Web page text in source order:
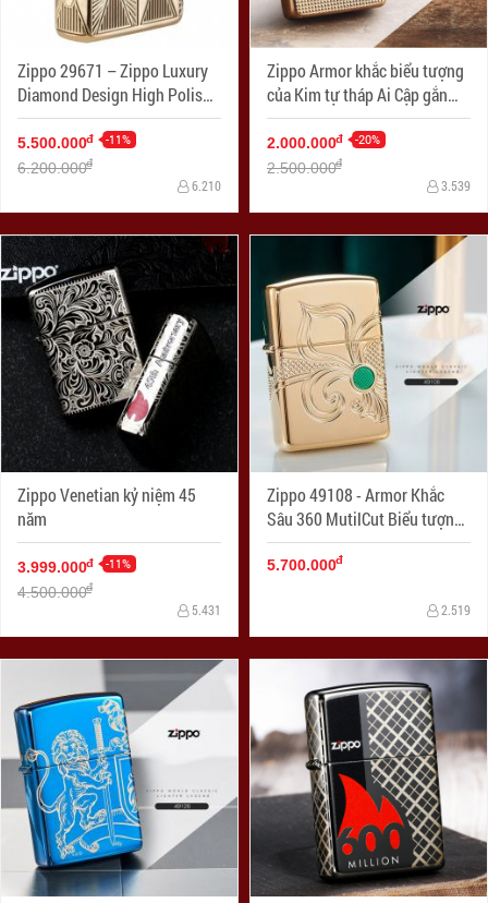
Zippo 29671 – Zippo Luxury
Diamond Design High Polish
Gold Plate
5.500.000đ -11%
6.200.000đ
6.210
Zippo Armor khắc biểu tượng
của Kim tự tháp Ai Cập gắn
Viên pha lê Swarovski
2.000.000đ -20%
2.500.000đ
3.539
Zippo Venetian kỷ niệm 45
năm
3.999.000đ -11%
4.500.000đ
5.431
Zippo 49108 - Armor Khắc
Sâu 360 MutilCut Biểu tượng
Fleu-De-Lis
5.700.000đ
2.519